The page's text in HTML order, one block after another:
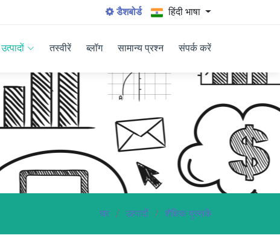
डैशबोर्ड हिंदी भाषा
उत्पादों तस्वीरें ब्लॉग सामान्य प्रश्न संपर्क करें
घर उत्पादों शैक्षिक पुस्तकें